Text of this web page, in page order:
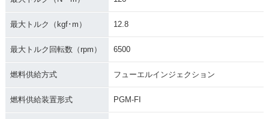
最大トルク（kgf･m） 12.8
最大トルク回転数（rpm） 6500
燃料供給方式 フューエルインジェクション
燃料供給装置形式 PGM-FI